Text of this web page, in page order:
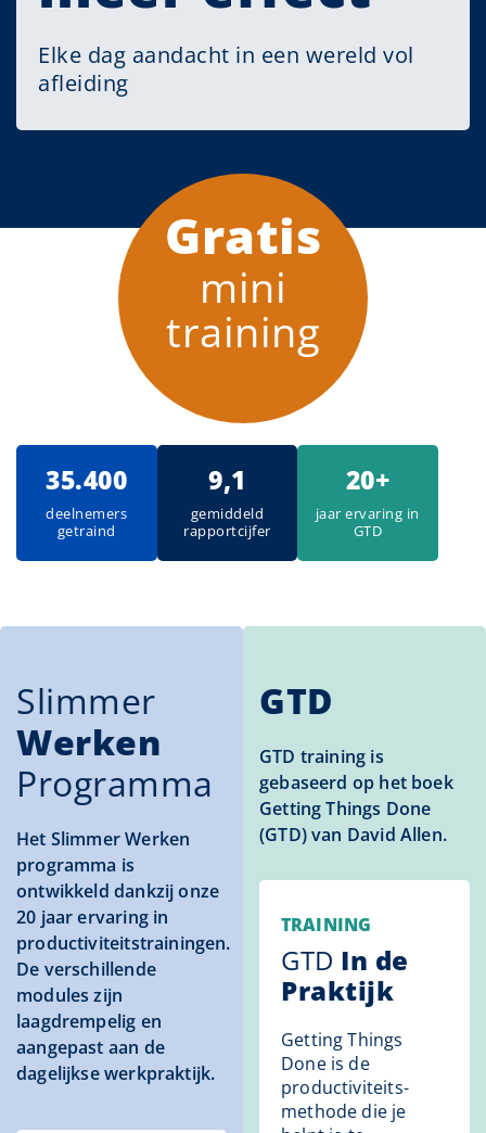
Elke dag aandacht in een wereld vol
afleiding
Gratis
mini
training
35.400
deelnemers
getraind
9,1
gemiddeld
rapportcijfer
20+
jaar ervaring in
GTD
Slimmer
Werken
Programma
Het Slimmer Werken
programma is
ontwikkeld dankzij onze
20 jaar ervaring in
productiviteitstrainingen.
De verschillende
modules zijn
laagdrempelig en
aangepast aan de
dagelijkse werkpraktijk.
GTD
GTD training is
gebaseerd op het boek
Getting Things Done
(GTD) van David Allen.
TRAINING
GTD In de
Praktijk
Getting Things
Done is de
productiviteits-
methode die je